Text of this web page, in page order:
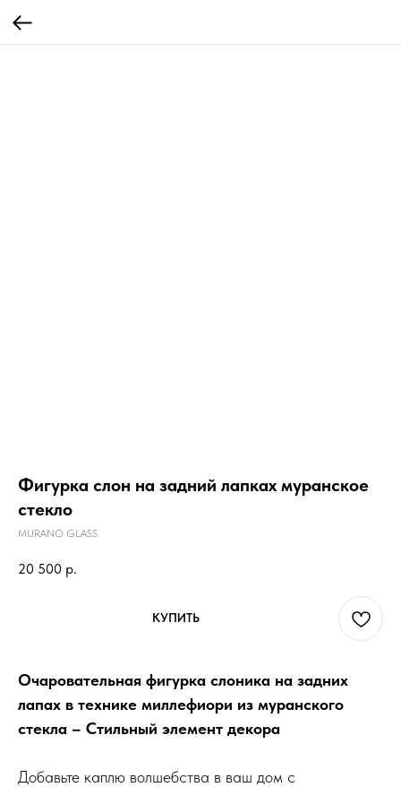
Фигурка слон на задний лапках муранское
стекло
MURANO GLASS
20 500 р.
КУПИТЬ
Очаровательная фигурка слоника на задних
лапах в технике миллефиори из муранского
стекла – Стильный элемент декора
Добавьте каплю волшебства в ваш дом с